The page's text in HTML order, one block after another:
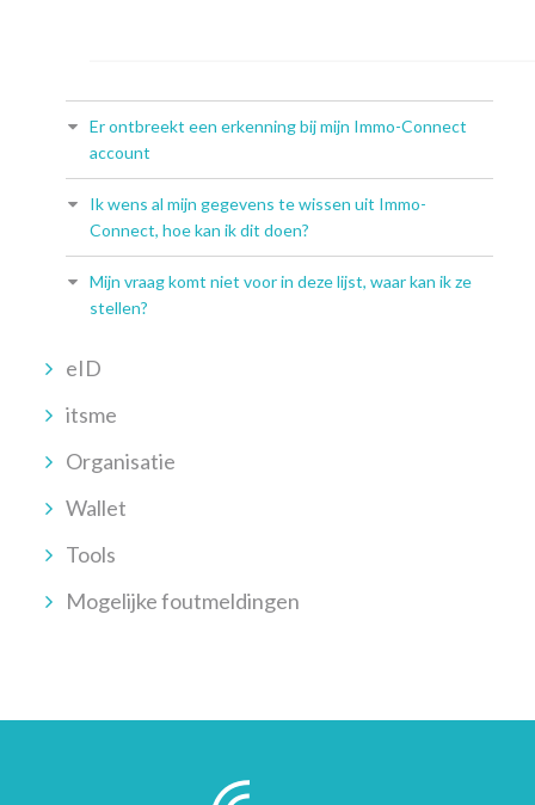
Er ontbreekt een erkenning bij mijn Immo-Connect
account
Ik wens al mijn gegevens te wissen uit Immo-
Connect, hoe kan ik dit doen?
Mijn vraag komt niet voor in deze lijst, waar kan ik ze
stellen?
eID
itsme
Organisatie
Wallet
Tools
Mogelijke foutmeldingen